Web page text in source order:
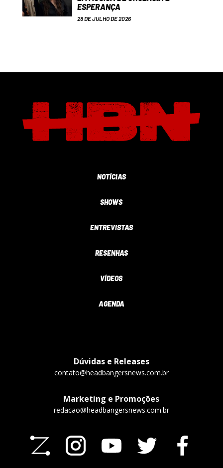
ESPERANÇA
28 DE JULHO DE 2026
NOTÍCIAS
SHOWS
ENTREVISTAS
RESENHAS
VÍDEOS
AGENDA
Dúvidas e Releases
contato@headbangersnews.com.br
Marketing e Promoções
redacao@headbangersnews.com.br